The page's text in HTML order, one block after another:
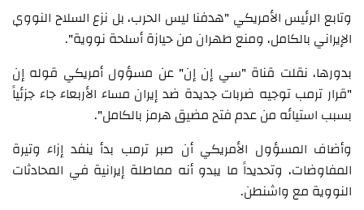
وتابع الرئيس الأمريكي "هدفنا ليس الحرب، بل نزع السلاح النووي
الإيراني بالكامل، ومنع طهران من حيازة أسلحة نووية".
بدورها، نقلت قناة "سي إن إن" عن مسؤول أمريكي قوله إن
"قرار ترمب توجيه ضربات جديدة ضد إيران مساء الأربعاء جاء جزئياً
بسبب استيائه من عدم فتح مضيق هرمز بالكامل".
وأضاف المسؤول الأمريكي أن صبر ترمب بدأ ينفد إزاء وتيرة
المفاوضات، وتحديداً ما يبدو أنه مماطلة إيرانية في المحادثات
النووية مع واشنطن.